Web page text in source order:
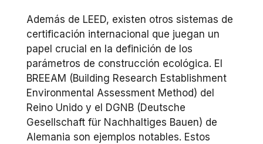
Además de LEED, existen otros sistemas de
certificación internacional que juegan un
papel crucial en la definición de los
parámetros de construcción ecológica. El
BREEAM (Building Research Establishment
Environmental Assessment Method) del
Reino Unido y el DGNB (Deutsche
Gesellschaft für Nachhaltiges Bauen) de
Alemania son ejemplos notables. Estos